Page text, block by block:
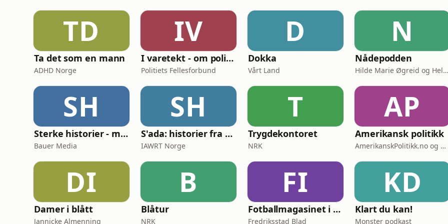
TD
Ta det som en mann
ADHD Norge
IV
I varetekt - om politi og politikk
Politiets Fellesforbund
D
Dokka
Vårt Land
N
Nådepodden
Hilde Marie Øgreid og Helene Benedikte Granum-Aanestad
SH
Sterke historier - med Tore Strømøy
Bauer Media
SH
S'ada: historier fra Afghanistan
IAWRT Norge
T
Trygdekontoret
NRK
AP
Amerikansk politikk
AmerikanskPolitikk.no og Moderne Media
DI
Damer i blått
Jannicke Almenning
B
Blåtur
NRK
FI
Fotballmagasinet i Fredrikstad
Fredriksstad Blad
KD
Klart du kan!
Monster podkast